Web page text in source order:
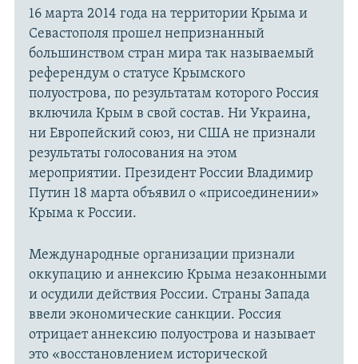
16 марта 2014 года на территории Крыма и
Севастополя прошел непризнанный
большинством стран мира так называемый
референдум о статусе Крымского
полуострова, по результатам которого Россия
включила Крым в свой состав. Ни Украина,
ни Европейский союз, ни США не признали
результаты голосования на этом
мероприятии. Президент России Владимир
Путин 18 марта объявил о «присоединении»
Крыма к России.
Международные организации признали
оккупацию и аннексию Крыма незаконными
и осудили действия России. Страны Запада
ввели экономические санкции. Россия
отрицает аннексию полуострова и называет
это «восстановлением исторической